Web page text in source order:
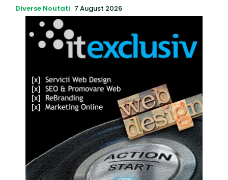
Diverse Noutati 7 August 2026